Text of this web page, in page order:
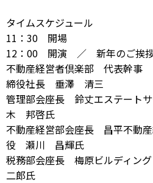
タイムスケジュール
11：30 開場
12：00 開演 ／ 新年のご挨
不動産経営者倶楽部 代表幹事
締役社長 垂澤 清三
管理部会座長 鈴丈エステート
木 邦啓氏
不動産経営部会座長 昌平不動
役 瀬川 昌輝氏
税務部会座長 梅原ビルディ
二郎氏